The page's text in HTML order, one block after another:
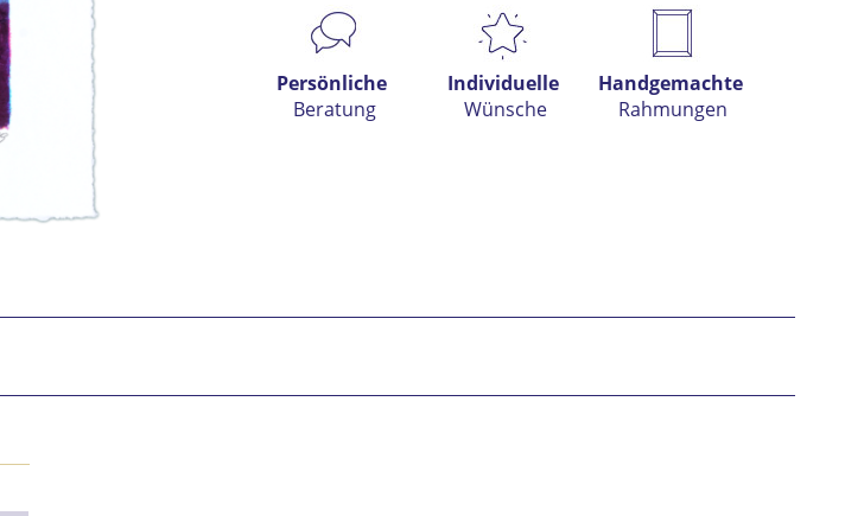
Persönliche
Beratung
Individuelle
Wünsche
Handgemachte
Rahmungen